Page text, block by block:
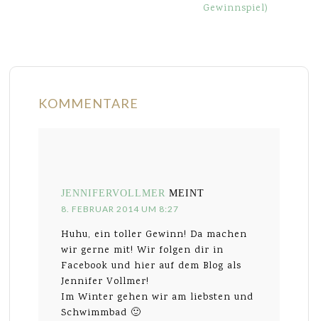
Gewinnspiel)
KOMMENTARE
JENNIFERVOLLMER MEINT
8. FEBRUAR 2014 UM 8:27
Huhu, ein toller Gewinn! Da machen
wir gerne mit! Wir folgen dir in
Facebook und hier auf dem Blog als
Jennifer Vollmer!
Im Winter gehen wir am liebsten und
Schwimmbad 🙂